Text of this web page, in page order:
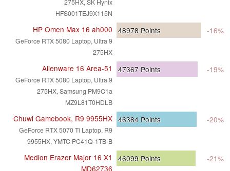
275HX, SK Hynix
HFS001TEJ9X115N
HP Omen Max 16 ah000
GeForce RTX 5080 Laptop, Ultra 9
275HX
48978 Points -16%
Alienware 16 Area-51
GeForce RTX 5080 Laptop, Ultra 9
275HX, Samsung PM9C1a
MZ9L81T0HDLB
47367 Points -19%
Chuwi Gamebook, R9 9955HX
GeForce RTX 5070 Ti Laptop, R9
9955HX, YMTC PC41Q-1TB-B
46384 Points -20%
Medion Erazer Major 16 X1
MD62736
46099 Points -21%